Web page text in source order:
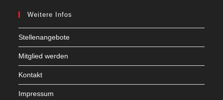
Weitere Infos
Stellenangebote
Mitglied werden
Kontakt
Impressum